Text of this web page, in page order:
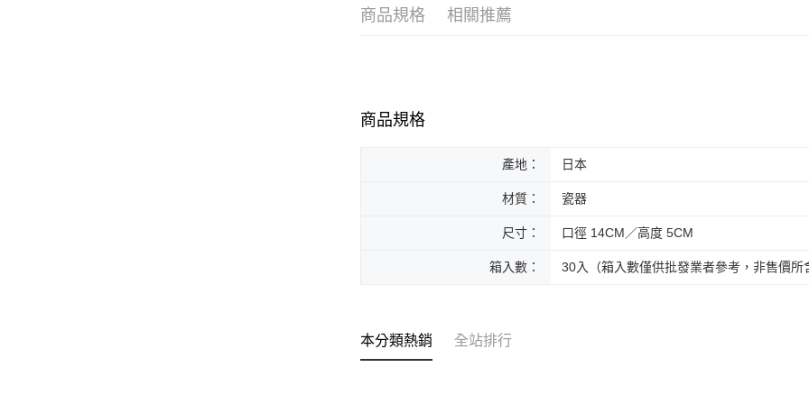
商品規格 相關推薦
商品規格
產地： 日本
材質： 瓷器
尺寸： 口徑 14CM／高度 5CM
箱入數： 30入（箱入數僅供批發業者參考，非售價所
本分類熱銷 全站排行